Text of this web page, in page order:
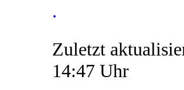
.
Zuletzt
14:47 Uhr